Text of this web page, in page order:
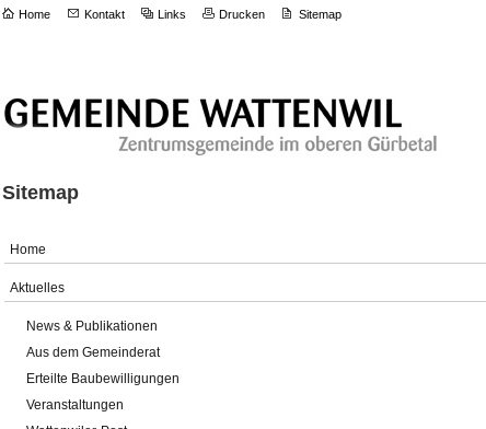
Home Kontakt Links Drucken Sitemap
Sitemap
Home
Aktuelles
News & Publikationen
Aus dem Gemeinderat
Erteilte Baubewilligungen
Veranstaltungen